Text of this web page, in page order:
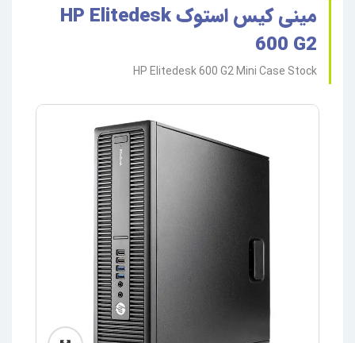
مینی کیس استوک HP Elitedesk
600 G2
HP Elitedesk 600 G2 Mini Case Stock